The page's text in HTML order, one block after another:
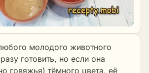
молодого животного
готовить, но если она
говяжья) тёмного цвета, её